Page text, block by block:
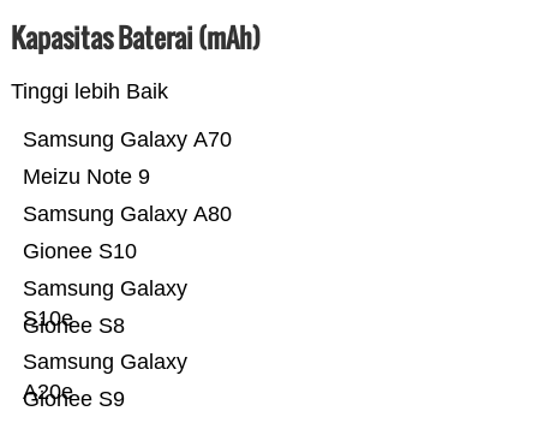
Kapasitas Baterai (mAh)
Tinggi lebih Baik
Gionee S9
Samsung Galaxy
A20e
Gionee S8
Samsung Galaxy
S10e
Gionee S10
Samsung Galaxy A80
Meizu Note 9
Samsung Galaxy A70